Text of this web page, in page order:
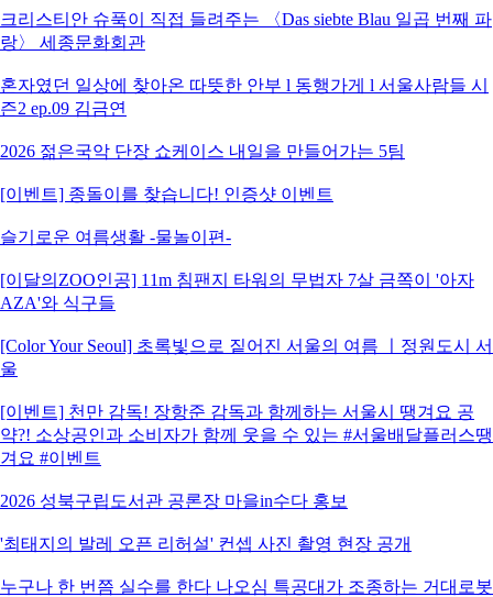
크리스티안 슈푹이 직접 들려주는 〈Das siebte Blau 일곱 번째 파
랑〉 세종문화회관
혼자였던 일상에 찾아온 따뜻한 안부 l 동행가게 l 서울사람들 시
즌2 ep.09 김금연
2026 젊은국악 단장 쇼케이스 내일을 만들어가는 5팀
[이벤트] 종돌이를 찾습니다! 인증샷 이벤트
슬기로운 여름생활 -물놀이편-
[이달의ZOO인공] 11m 침팬지 타워의 무법자 7살 금쪽이 '아자
AZA'와 식구들
[Color Your Seoul] 초록빛으로 짙어진 서울의 여름 ㅣ정원도시 서
울
[이벤트] 천만 감독! 장항준 감독과 함께하는 서울시 땡겨요 공
약?! 소상공인과 소비자가 함께 웃을 수 있는 #서울배달플러스땡
겨요 #이벤트
2026 성북구립도서관 공론장 마을in수다 홍보
'최태지의 발레 오픈 리허설' 컨셉 사진 촬영 현장 공개
누구나 한 번쯤 실수를 한다 나오심 특공대가 조종하는 거대로봇